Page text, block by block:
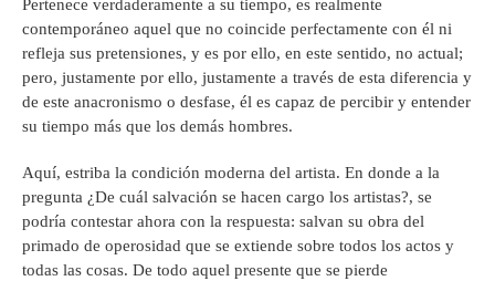
Pertenece verdaderamente a su tiempo, es realmente
contemporáneo aquel que no coincide perfectamente con él ni
refleja sus pretensiones, y es por ello, en este sentido, no actual;
pero, justamente por ello, justamente a través de esta diferencia y
de este anacronismo o desfase, él es capaz de percibir y entender
su tiempo más que los demás hombres.
Aquí, estriba la condición moderna del artista. En donde a la
pregunta ¿De cuál salvación se hacen cargo los artistas?, se
podría contestar ahora con la respuesta: salvan su obra del
primado de operosidad que se extiende sobre todos los actos y
todas las cosas. De todo aquel presente que se pierde